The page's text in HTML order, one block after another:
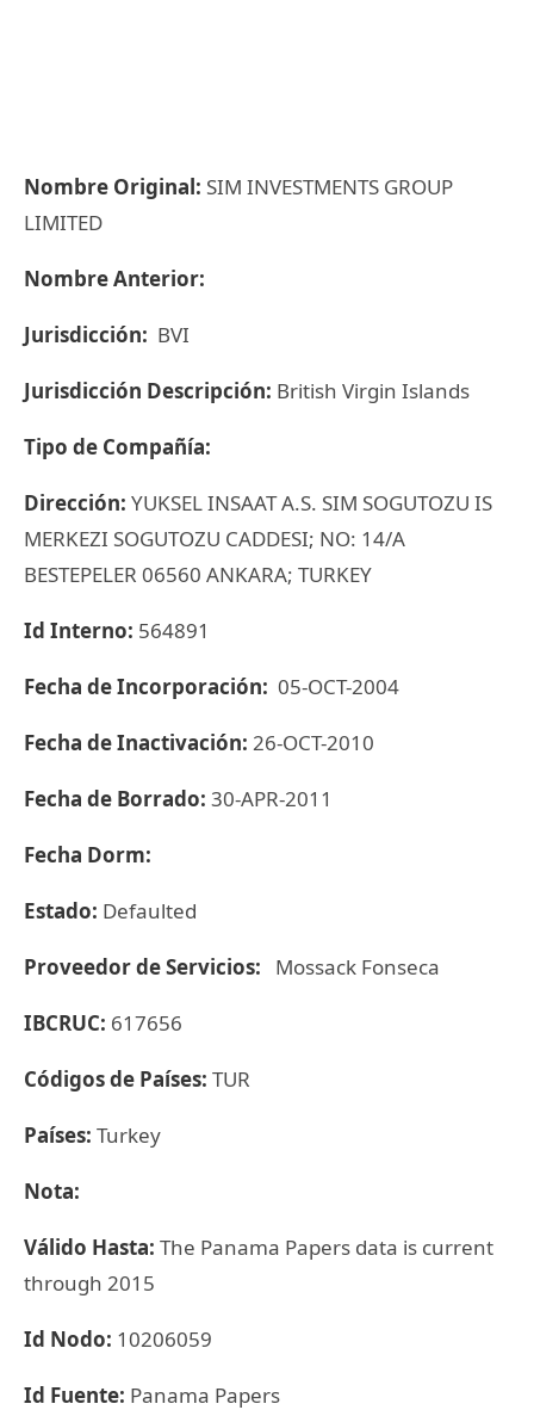
Nombre Original: SIM INVESTMENTS GROUP
LIMITED
Nombre Anterior:
Jurisdicción: BVI
Jurisdicción Descripción: British Virgin Islands
Tipo de Compañía:
Dirección: YUKSEL INSAAT A.S. SIM SOGUTOZU IS
MERKEZI SOGUTOZU CADDESI; NO: 14/A
BESTEPELER 06560 ANKARA; TURKEY
Id Interno: 564891
Fecha de Incorporación: 05-OCT-2004
Fecha de Inactivación: 26-OCT-2010
Fecha de Borrado: 30-APR-2011
Fecha Dorm:
Estado: Defaulted
Proveedor de Servicios: Mossack Fonseca
IBCRUC: 617656
Códigos de Países: TUR
Países: Turkey
Nota:
Válido Hasta: The Panama Papers data is current
through 2015
Id Nodo: 10206059
Id Fuente: Panama Papers